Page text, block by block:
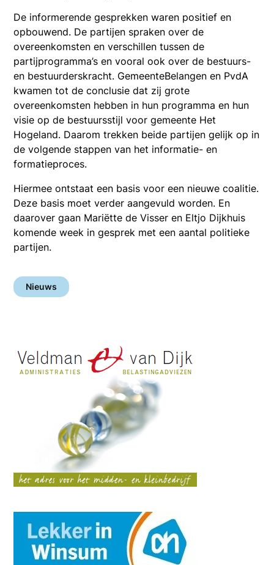
De informerende gesprekken waren positief en
opbouwend. De partijen spraken over de
overeenkomsten en verschillen tussen de
partijprogramma’s en vooral ook over de bestuurs-
en bestuurderskracht. GemeenteBelangen en PvdA
kwamen tot de conclusie dat zij grote
overeenkomsten hebben in hun programma en hun
visie op de bestuursstijl voor gemeente Het
Hogeland. Daarom trekken beide partijen gelijk op in
de volgende stappen van het informatie- en
formatieproces.
Hiermee ontstaat een basis voor een nieuwe coalitie.
Deze basis moet verder aangevuld worden. En
daarover gaan Mariëtte de Visser en Eltjo Dijkhuis
komende week in gesprek met een aantal politieke
partijen.
Nieuws